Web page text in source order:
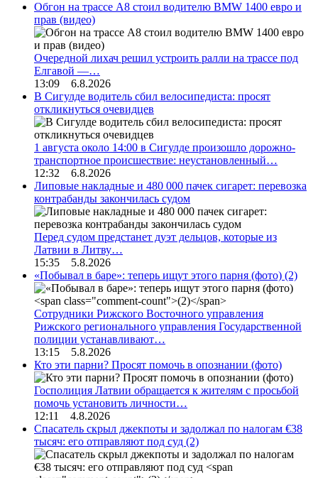
Обгон на трассе А8 стоил водителю BMW 1400 евро и
прав (видео)
Очередной лихач решил устроить ралли на трассе под
Елгавой —…
13:09 6.8.2026
В Сигулде водитель сбил велосипедиста: просят
откликнуться очевидцев
1 августа около 14:00 в Сигулде произошло дорожно-
транспортное происшествие: неустановленный…
12:32 6.8.2026
Липовые накладные и 480 000 пачек сигарет: перевозка
контрабанды закончилась судом
Перед судом предстанет дуэт дельцов, которые из
Латвии в Литву…
15:35 5.8.2026
«Побывал в баре»: теперь ищут этого парня (фото) (2)
Сотрудники Рижского Восточного управления
Рижского регионального управления Государственной
полиции устанавливают…
13:15 5.8.2026
Кто эти парни? Просят помочь в опознании (фото)
Госполиция Латвии обращается к жителям с просьбой
помочь установить личности…
12:11 4.8.2026
Спасатель скрыл джекпоты и задолжал по налогам €38
тысяч: его отправляют под суд (2)